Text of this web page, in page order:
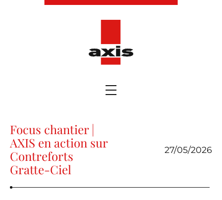
Focus chantier |
AXIS en action sur
Contreforts
Gratte-Ciel
27/05/2026